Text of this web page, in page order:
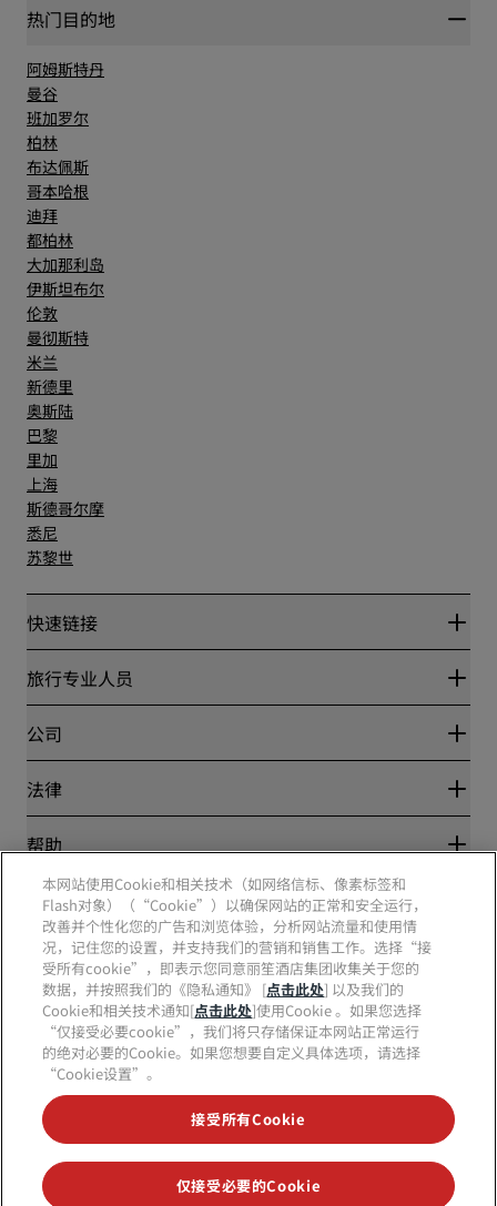
热门目的地
阿姆斯特丹
曼谷
班加罗尔
柏林
布达佩斯
哥本哈根
迪拜
都柏林
大加那利岛
伊斯坦布尔
伦敦
曼彻斯特
米兰
新德里
奥斯陆
巴黎
里加
上海
斯德哥尔摩
悉尼
苏黎世
快速链接
丽赏会
Blog
目的地
丽笙酒店集团APP
体育认证酒店
家庭友好型酒店
旅行专业人员
合作伙伴
公司
丽笙酒店集团
工作机会 RHG
工作机会 PPHE
工作机会 EHL
The Club by RHG
发展机会
责任经营
采购
法律
隐私中心
丽赏会条款和条件
网站使用协议
数字无障碍
现代奴隶制声明
帮助
消费者警示
联系方式
常见问题
网站地图
社交媒体
丽笙酒店集团品牌
不再错失我们最受欢迎的酒店优惠
本网站使用Cookie和相关技术（如网络信标、像素标签和
Flash对象）（“Cookie”）以确保网站的正常和安全运行，
改善并个性化您的广告和浏览体验，分析网站流量和使用情
况，记住您的设置，并支持我们的营销和销售工作。选择“接
受所有cookie”，即表示您同意丽笙酒店集团收集关于您的
数据，并按照我们的《隐私通知》 [点击此处] 以及我们的
Cookie和相关技术通知[点击此处]使用Cookie 。如果您选择
“仅接受必要cookie”，我们将只存储保证本网站正常运行
的绝对必要的Cookie。如果您想要自定义具体选项，请选择
“Cookie设置”。
接受所有Cookie
仅接受必要的Cookie